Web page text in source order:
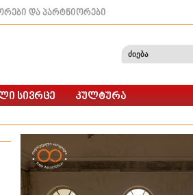
და პარტნიორები